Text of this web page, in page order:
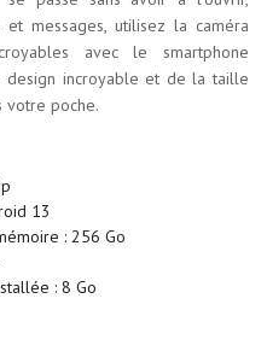
messages, utilisez la caméra
avec le smartphone
design incroyable et de la taille
poche.
13
: 256 Go
: 8 Go